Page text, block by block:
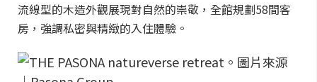
流線型的木造外觀展現對自然的崇敬，全館規劃58間客
房，強調私密與精緻的入住體驗。